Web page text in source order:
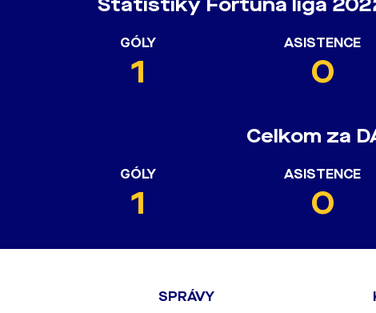
GÓLY
1
ASISTENCE
0
Celkom za
GÓLY
1
ASISTENCE
0
SPRÁVY